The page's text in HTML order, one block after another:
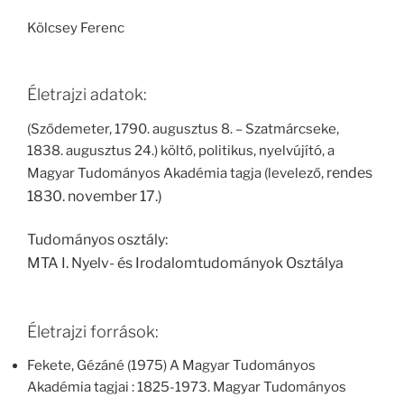
Kölcsey Ferenc
Életrajzi adatok:
(Sződemeter, 1790. augusztus 8. – Szatmárcseke,
1838. augusztus 24.) költő, politikus, nyelvújító, a
Magyar Tudományos Akadémia tagja (levelező, rendes
1830. november 17.)
Tudományos osztály:
MTA I. Nyelv- és Irodalomtudományok Osztálya
Életrajzi források:
Fekete, Gézáné (1975) A Magyar Tudományos
Akadémia tagjai : 1825-1973. Magyar Tudományos